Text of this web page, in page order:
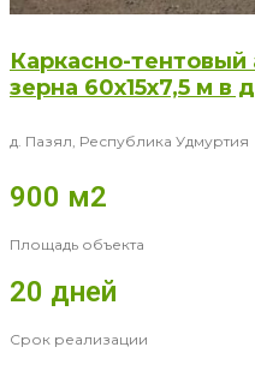
Каркасно-тентовый
зерна 60x15x7,5 м в
д. Пазял, Республика Удмуртия
900 м2
Площадь объекта
20 дней
Срок реализации